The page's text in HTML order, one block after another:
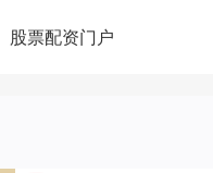
股票配资门户